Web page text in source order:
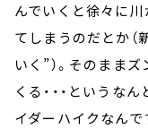
んでいくと徐々に川
てしまうのだとか（
いく”）。そのまま
くる・・・というな
イダーハイクなんで